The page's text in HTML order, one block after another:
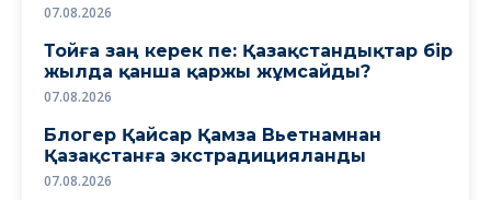
07.08.2026
Тойға заң керек пе: Қазақстандықтар бір
жылда қанша қаржы жұмсайды?
07.08.2026
Блогер Қайсар Қамза Вьетнамнан
Қазақстанға экстрадицияланды
07.08.2026